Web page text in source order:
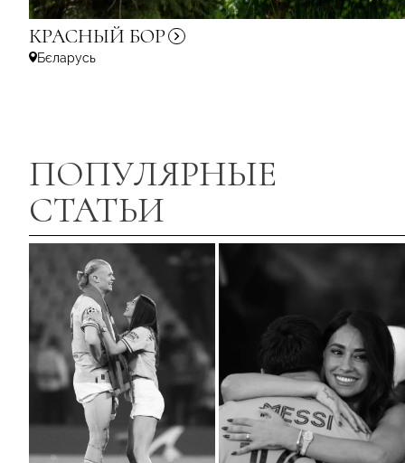
КРАСНЫЙ БОР
Бєларусь
ПОПУЛЯРНЫЕ
СТАТЬИ